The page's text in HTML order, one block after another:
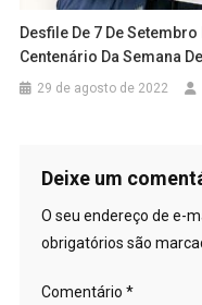
Desfile De 7 De
Centenário Da Semana
29 de agosto de 2022
Deixe um
O seu endereço de e-
obrigatórios são
Comentário *